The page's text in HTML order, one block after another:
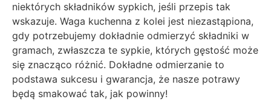
niektórych składników sypkich, jeśli przepis tak
wskazuje. Waga kuchenna z kolei jest niezastąpiona,
gdy potrzebujemy dokładnie odmierzyć składniki w
gramach, zwłaszcza te sypkie, których gęstość może
się znacząco różnić. Dokładne odmierzanie to
podstawa sukcesu i gwarancja, że nasze potrawy
będą smakować tak, jak powinny!